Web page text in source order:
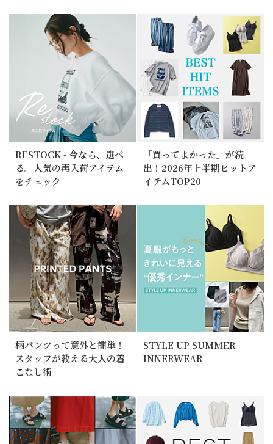
RESTOCK - 今なら、選べ
る。人気の再入荷アイテム
をチェック
「買ってよかった」が続
出！2026年上半期ヒットア
イテムTOP20
柄パンツって意外と簡単！
スタッフが教える大人の着
こなし術
STYLE UP SUMMER
INNERWEAR